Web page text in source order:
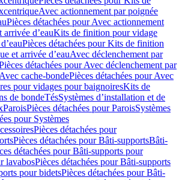
Avec actionnement par poignée
Pièces détachées pour Avec actionnement
d’eauKits de finition pour vidage
Pièces détachées pour Kits de finition
et arrivée d’eauAvec déclenchement par
détachées pour Avec déclenchement par
Avec cache-bondePièces détachées pour Avec
pour vidages pour baignoiresKits de
de bondeTésSystèmes d’installation et de
ParoisPièces détachées pour ParoisSystèmes
pour Systèmes
Pièces détachées pour
Pièces détachées pour Bâti-supportsBâti-
détachées pour Bâti-supports pour
lavabosPièces détachées pour Bâti-supports
pour bidetsPièces détachées pour Bâti-